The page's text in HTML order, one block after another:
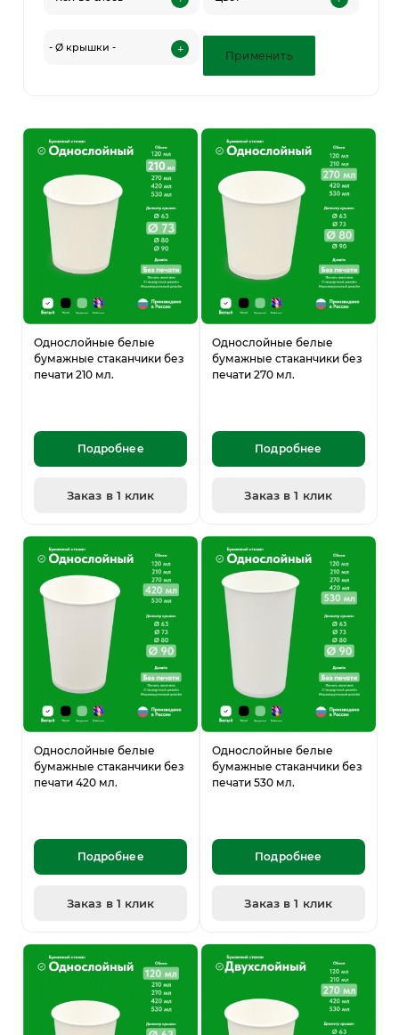
Однослойные белые
бумажные стаканчики без
печати 210 мл.
Подробнее
Заказ в 1 клик
Однослойные белые
бумажные стаканчики без
печати 270 мл.
Подробнее
Заказ в 1 клик
Однослойные белые
бумажные стаканчики без
печати 420 мл.
Подробнее
Заказ в 1 клик
Однослойные белые
бумажные стаканчики без
печати 530 мл.
Подробнее
Заказ в 1 клик